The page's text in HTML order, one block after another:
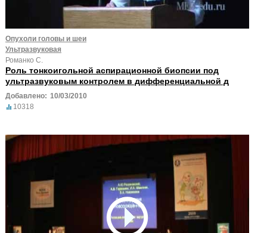
Опухоли головы и шеи
Ультразвуковая
Романко С.
Роль тонкоигольной аспирационной биопсии под
ультразвуковым контролем в дифференциальной д
Добавлено: 10/03/2010
10318